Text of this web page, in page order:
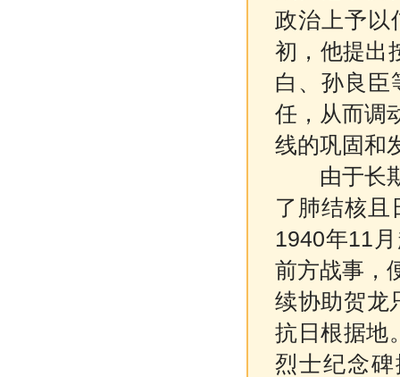
政治上予以
初，他提出
白、孙良臣
任，从而调
线的巩固和
由于长期
了肺结核且
1940年11
前方战事，
续协助贺龙
抗日根据地
烈士纪念